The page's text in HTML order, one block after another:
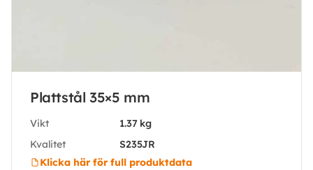
Plattstål 35×5 mm
Vikt
1.37 kg
Kvalitet
S235JR
Klicka här för full produktdata